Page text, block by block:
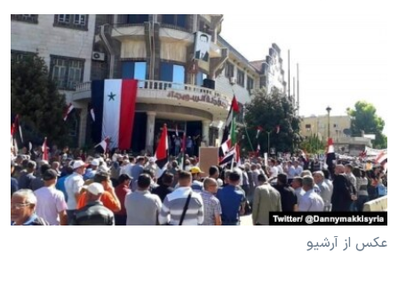
فرهنگ و زندگی
حقوق شهروندی
اقتصادی
علم و فناوری
اسرائیل در جنگ
گالری عکس
بایگانی برنامه‌های تلویزیونی
انتخابات ریاست جمهوری آمریکا ۲۰۲۴
حمله جمهوری اسلامی به اسرائیل
رمز مهسا
ورزش زنان در ایران
اعتراضات زن، زندگی، آزادی
زبانهای مختلف
عکس از آرشیو